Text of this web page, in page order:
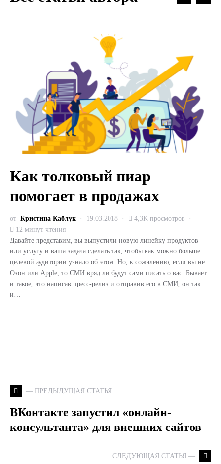
Как толковый пиар
помогает в продажах
от Кристина Каблук 19.03.2018
4,3K просмотров
12 минут чтения
Давайте представим, вы выпустили новую линейку продуктов
или услугу и ваша задача сделать так, чтобы как можно больше
целевой аудитории узнало об этом. Но, к сожалению, если вы не
Озон или Apple, то СМИ вряд ли будут сами писать о вас. Бывает
и такое, что написав пресс-релиз и отправив его в СМИ, он так
и…
— ПРЕДЫДУЩАЯ СТАТЬЯ
ВКонтакте запустил «онлайн-
консультанта» для внешних сайтов
СЛЕДУЮЩАЯ СТАТЬЯ —